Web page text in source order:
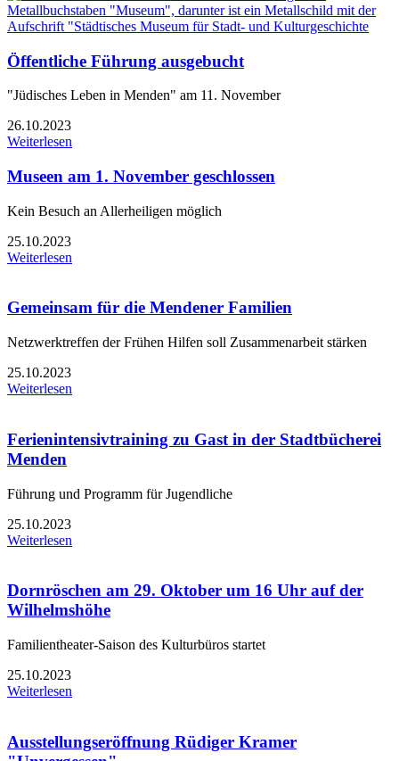
Öffentliche Führung ausgebucht
"Jüdisches Leben in Menden" am 11. November
26.10.2023
Weiterlesen
Museen am 1. November geschlossen
Kein Besuch an Allerheiligen möglich
25.10.2023
Weiterlesen
Gemeinsam für die Mendener Familien
Netzwerktreffen der Frühen Hilfen soll Zusammenarbeit stärken
25.10.2023
Weiterlesen
Ferienintensivtraining zu Gast in der Stadtbücherei
Menden
Führung und Programm für Jugendliche
25.10.2023
Weiterlesen
Dornröschen am 29. Oktober um 16 Uhr auf der
Wilhelmshöhe
Familientheater-Saison des Kulturbüros startet
25.10.2023
Weiterlesen
Ausstellungseröffnung Rüdiger Kramer